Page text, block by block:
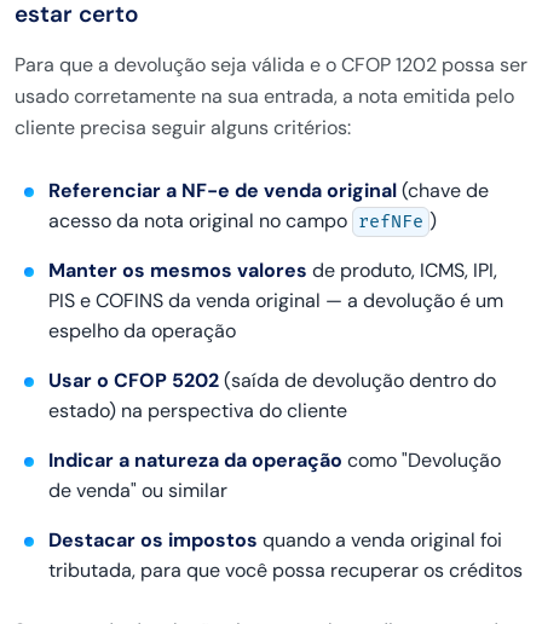
estar certo
Para que a devolução seja válida e o CFOP 1202 possa ser
usado corretamente na sua entrada, a nota emitida pelo
cliente precisa seguir alguns critérios:
Referenciar a NF-e de venda original(chave de
acesso da nota original no campo refNFe )
Manter os mesmos valores de produto, ICMS, IPI,
PIS e COFINS da venda original — a devolução é um
espelho da operação
Usar o CFOP 5202(saída de devolução dentro do
estado) na perspectiva do cliente
Indicar a natureza da operação como "Devolução
de venda" ou similar
Destacar os impostos quando a venda original foi
tributada, para que você possa recuperar os créditos